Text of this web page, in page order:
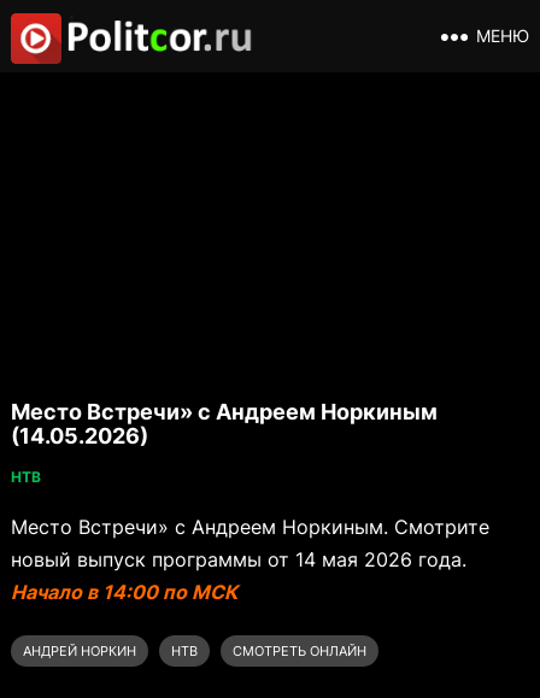
МЕНЮ
Место Встречи» с Андреем Норкиным
(14.05.2026)
НТВ
Место Встречи» с Андреем Норкиным. Смотрите
новый выпуск программы от 14 мая 2026 года.
Начало в 14:00 по МСК
АНДРЕЙ НОРКИН НТВ СМОТРЕТЬ ОНЛАЙН